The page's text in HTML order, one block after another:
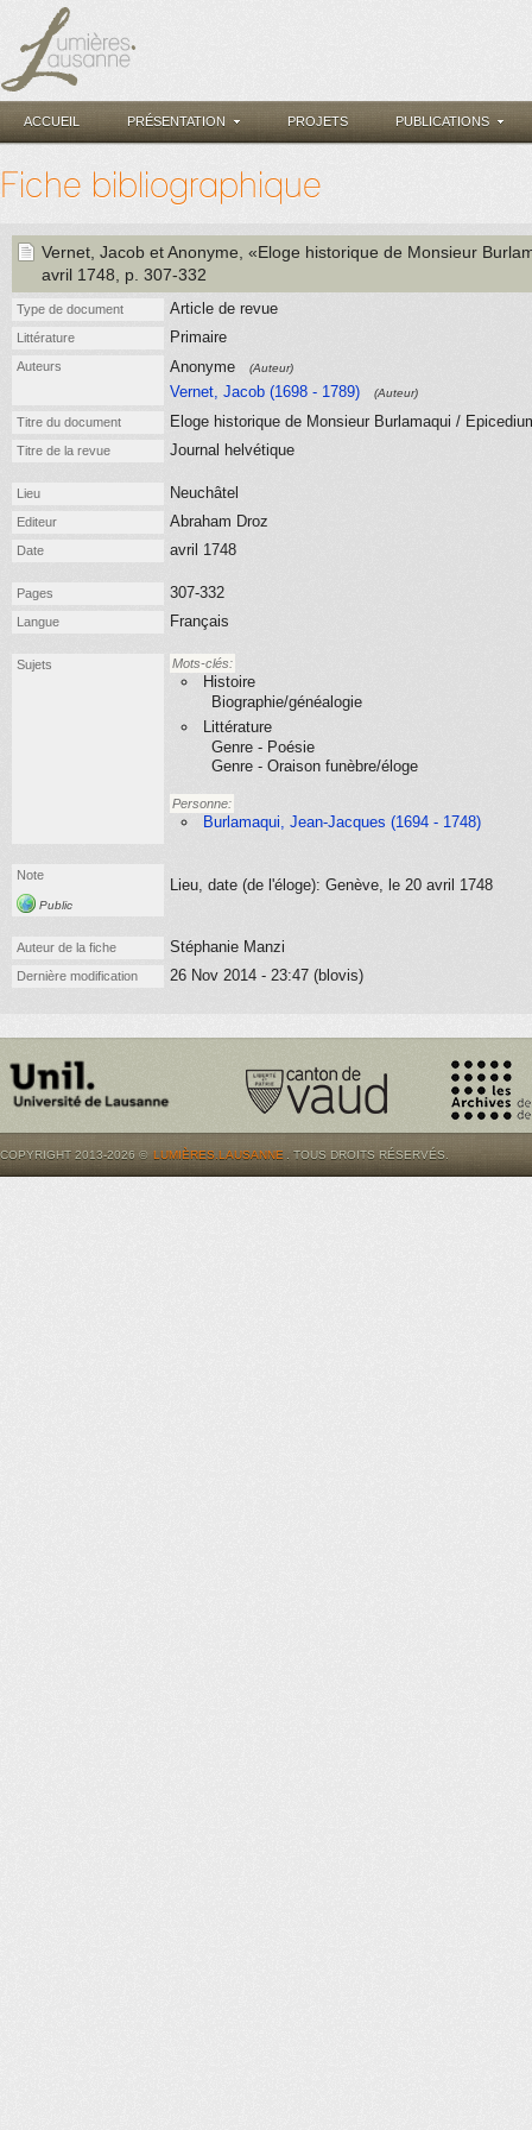
ACCUEIL PRÉSENTATION PROJETS PUBLICATIONS
Fiche bibliographique
Vernet, Jacob et Anonyme , «Eloge historique de Monsieur
avril 1748 , p. 307-332
Type de document Article de revue
Littérature Primaire
Auteurs Anonyme (Auteur)
Vernet, Jacob (1698 - 1789) (Auteur)
Titre du document Eloge historique de Monsieur Burlamaqui /
Titre de la revue Journal helvétique
Lieu Neuchâtel
Editeur Abraham Droz
Date avril 1748
Pages 307-332
Langue Français
Sujets Mots-clés:
Histoire
Biographie/généalogie
Littérature
Genre - Poésie
Genre - Oraison funèbre/éloge
Personne:
Burlamaqui, Jean-Jacques (1694 - 1748)
Note
Public
Lieu, date (de l'éloge): Genève, le 20 avril 1748
Auteur de la fiche Stéphanie Manzi
Dernière modification 26 Nov 2014 - 23:47 (blovis)
COPYRIGHT 2013-2026 © LUMIÈRES.LAUSANNE . TOUS DROITS RÉSERVÉS.